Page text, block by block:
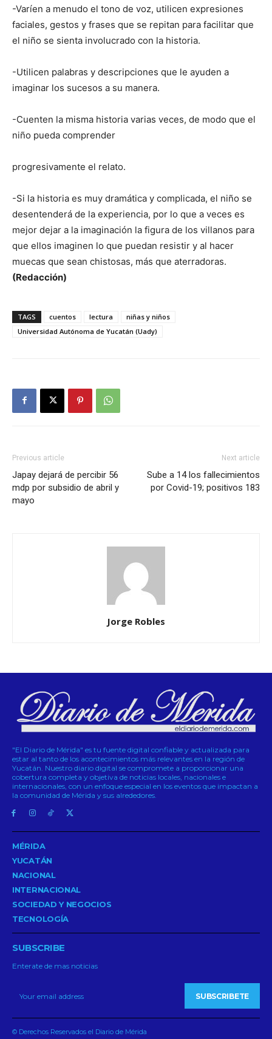
-Varíen a menudo el tono de voz, utilicen expresiones
faciales, gestos y frases que se repitan para facilitar que
el niño se sienta involucrado con la historia.
-Utilicen palabras y descripciones que le ayuden a
imaginar los sucesos a su manera.
-Cuenten la misma historia varias veces, de modo que el
niño pueda comprender
progresivamente el relato.
-Si la historia es muy dramática y complicada, el niño se
desentenderá de la experiencia, por lo que a veces es
mejor dejar a la imaginación la figura de los villanos para
que ellos imaginen lo que puedan resistir y al hacer
muecas que sean chistosas, más que aterradoras.
(Redacción)
TAGS cuentos lectura
niñas y niños
Universidad Autónoma de Yucatán (Uady)
Previous article
Japay dejará de percibir 56
mdp por subsidio de abril y
mayo
Next article
Sube a 14 los fallecimientos
por Covid-19; positivos 183
Jorge Robles
"El Diario de Mérida" es tu fuente digital confiable y actualizada para
estar al tanto de los acontecimientos más relevantes en la región de
Yucatán. Nuestro diario digital se compromete a proporcionar una
cobertura completa y objetiva de noticias locales, nacionales e
internacionales, con un enfoque especial en los eventos que impactan a
la comunidad de Mérida y sus alrededores.
MÉRIDA
YUCATÁN
NACIONAL
INTERNACIONAL
SOCIEDAD Y NEGOCIOS
TECNOLOGÍA
SUBSCRIBE
Enterate de mas noticias
SUBSCRIBETE
© Derechos Reservados el Diario de Mérida